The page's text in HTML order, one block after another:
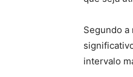
Segundo
intervalo